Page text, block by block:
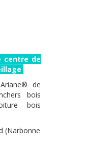
centre de
de
bois
bois
(Narbonne